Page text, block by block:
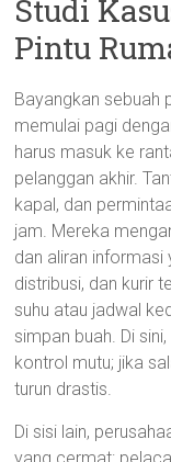
Studi
Pintu
Bayangkan sebuah
memulai pagi
harus masuk ke
pelanggan akhir.
kapal, dan
jam. Mereka
dan aliran
distribusi, dan kurir
suhu atau jadwal
simpan buah. Di
kontrol mutu; jika
turun drastis.
Di sisi lain,